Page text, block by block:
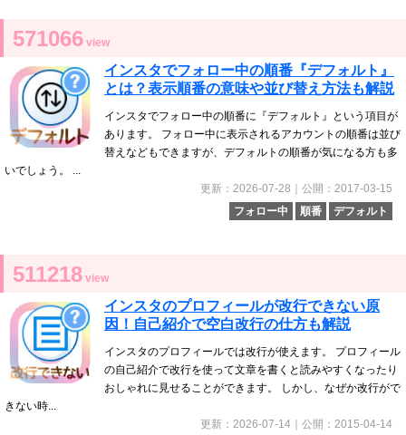
571066 view
インスタでフォロー中の順番『デフォルト』
とは？表示順番の意味や並び替え方法も解説
インスタでフォロー中の順番に『デフォルト』という項目が
あります。 フォロー中に表示されるアカウントの順番は並び
替えなどもできますが、デフォルトの順番が気になる方も多
いでしょう。 ...
更新：2026-07-28｜公開：2017-03-15
フォロー中
順番 デフォルト
511218 view
インスタのプロフィールが改行できない原
因！自己紹介で空白改行の仕方も解説
インスタのプロフィールでは改行が使えます。 プロフィール
の自己紹介で改行を使って文章を書くと読みやすくなったり
おしゃれに見せることができます。 しかし、なぜか改行がで
きない時...
更新：2026-07-14｜公開：2015-04-14